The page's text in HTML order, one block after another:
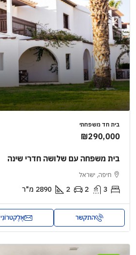
בית חד משפחתי
₪290,000
בית משפחה עם שלושה חדרי שינה
חיפה, ישראל
3
2
2
2890 מ"ר
התקשר אֶלֶקטרוֹנִי